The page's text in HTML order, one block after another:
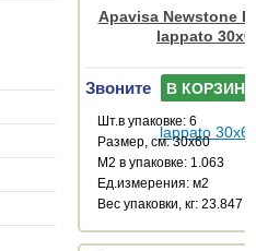
Apavisa Newstone
lappato
Звоните В КОРЗИНУ
Шт.в упаковке: 6
Размер, см: 30x60
М2 в упаковке: 1.063
Ед.измерения: м2
Веc упаковки, кг: 23.847